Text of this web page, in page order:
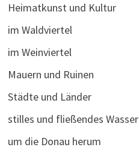
Heimatkunst und Kultur
im Waldviertel
im Weinviertel
Mauern und Ruinen
Städte und Länder
stilles und fließendes Wasser
um die Donau herum